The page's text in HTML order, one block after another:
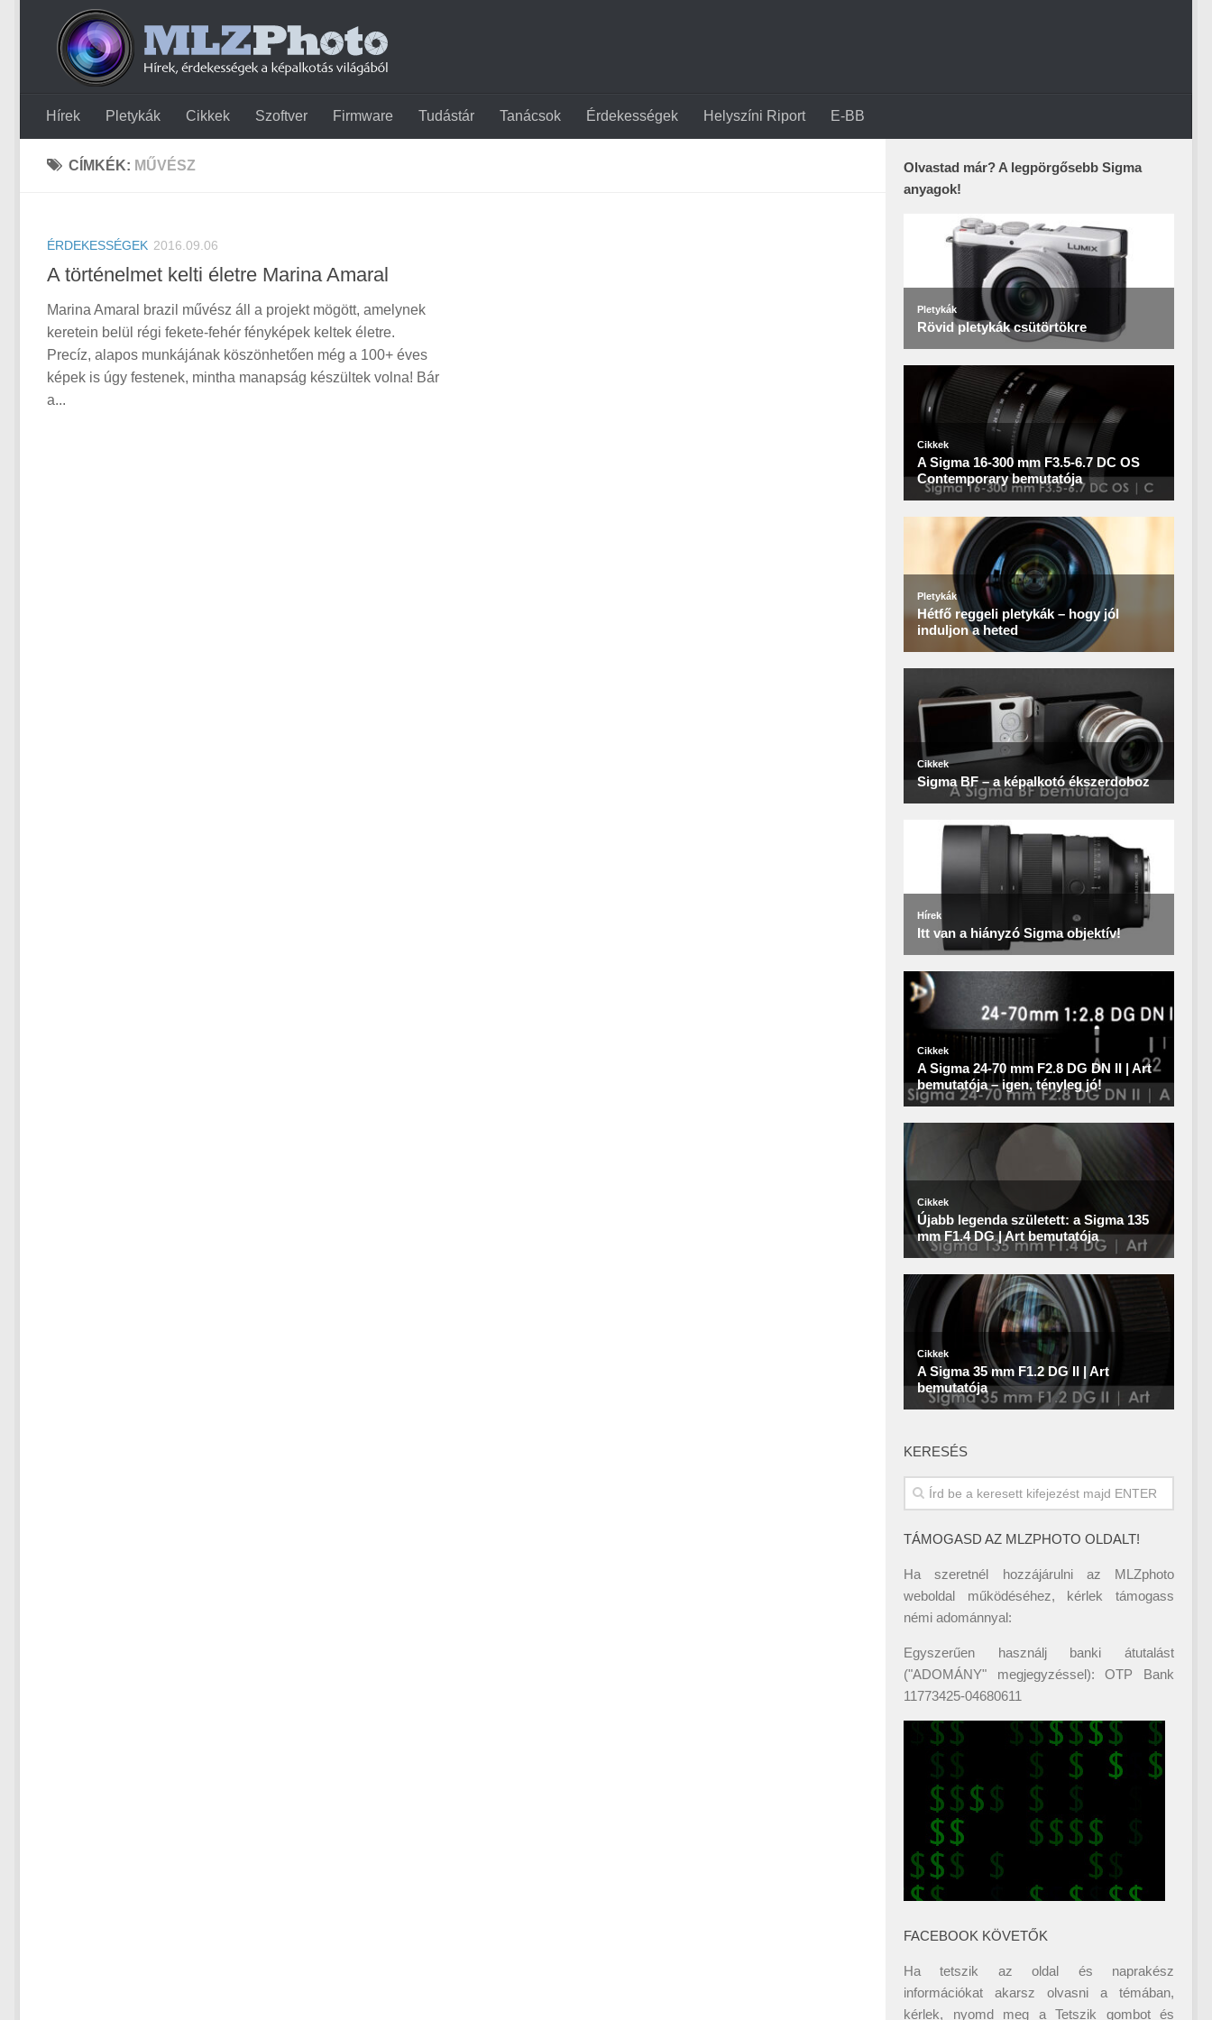
Hírek Pletykák Cikkek Szoftver Firmware Tudástár Tanácsok Érdekességek Helyszíni Riport E-BB
CÍMKÉK: MŰVÉSZ
ÉRDEKESSÉGEK 2016.09.06
A történelmet kelti életre Marina Amaral
Marina Amaral brazil művész áll a projekt mögött, amelynek
keretein belül régi fekete-fehér fényképek keltek életre.
Precíz, alapos munkájának köszönhetően még a 100+ éves
képek is úgy festenek, mintha manapság készültek volna! Bár
a...
Olvastad már? A legpörgősebb Sigma
anyagok!
KERESÉS
TÁMOGASD AZ MLZPHOTO OLDALT!
Ha szeretnél hozzájárulni az MLZphoto
weboldal működéséhez, kérlek támogass
némi adománnyal:
Egyszerűen használj banki átutalást
("ADOMÁNY" megjegyzéssel): OTP Bank
11773425-04680611
FACEBOOK KÖVETŐK
Ha tetszik az oldal és naprakész
információkat akarsz olvasni a témában,
kérlek, nyomd meg a Tetszik gombot és